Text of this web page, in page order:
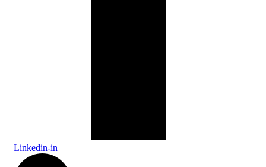
Linkedin-in